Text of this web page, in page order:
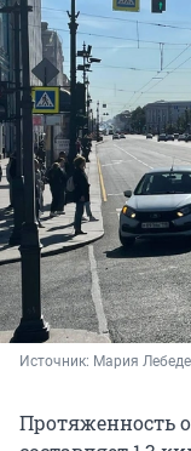
Источник: Мария
Протяженность